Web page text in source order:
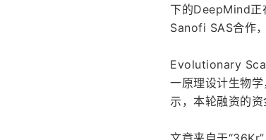
下的DeepMind正
Sanofi SAS合作
Evolutionary
一原理设计生物
示，本轮融资的